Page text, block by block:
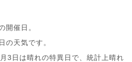
開催日。
の天気です。
3日は晴れの特異日で、統計上晴れ